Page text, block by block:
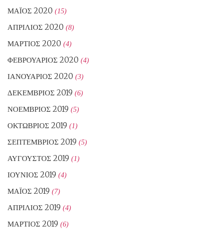
ΜΆΙΟΣ 2020 (15)
ΑΠΡΊΛΙΟΣ 2020 (8)
ΜΆΡΤΙΟΣ 2020 (4)
ΦΕΒΡΟΥΆΡΙΟΣ 2020 (4)
ΙΑΝΟΥΆΡΙΟΣ 2020 (3)
ΔΕΚΈΜΒΡΙΟΣ 2019 (6)
ΝΟΈΜΒΡΙΟΣ 2019 (5)
ΟΚΤΏΒΡΙΟΣ 2019 (1)
ΣΕΠΤΈΜΒΡΙΟΣ 2019 (5)
ΑΎΓΟΥΣΤΟΣ 2019 (1)
ΙΟΎΝΙΟΣ 2019 (4)
ΜΆΙΟΣ 2019 (7)
ΑΠΡΊΛΙΟΣ 2019 (4)
ΜΆΡΤΙΟΣ 2019 (6)